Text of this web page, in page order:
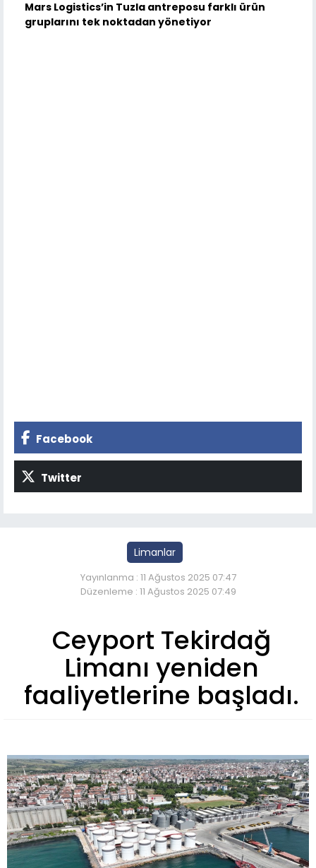
Mars Logistics’in Tuzla antreposu farklı ürün
gruplarını tek noktadan yönetiyor
Facebook
Twitter
Limanlar
Yayınlanma : 11 Ağustos 2025 07:47
Düzenleme : 11 Ağustos 2025 07:49
Ceyport Tekirdağ
Limanı yeniden
faaliyetlerine başladı.